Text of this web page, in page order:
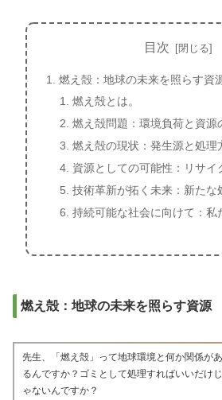
目次
燃え殻：地球の未来を照らす資
燃え殻とは。
燃え殻問題：環境負荷と資源
燃え殻の現状：発生源と処理
資源としての可能性：リサイ
技術革新が拓く未来：新たな
持続可能な社会に向けて：私
燃え殻：地球の未来を照らす資源
先生、「燃え殻」って地球環境と何か関係があ
るんですか？ゴミとして処理すればいいだけじ
ゃないんですか？